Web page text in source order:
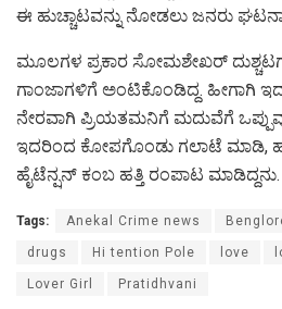
ಈ ಹುಚ್ಚಾಟವನ್ನು ನೋಡಲು ಜನರು
ಮೂಲಗಳ ಪ್ರಕಾರ ಸೋಮಶೇಖರ್‌
ಗಾಂಜಾಗಳಿಗೆ ಅಂಟಿಕೊಂಡಿದ್ದ. ಹೀಗಾಗಿ
ನೇರವಾಗಿ ಪ್ರಿಯತಮನಿಗೆ ಮದುವೆಗೆ
ಇದರಿಂದ ಕೋಪಗೊಂಡು ಗಲಾಟೆ ಮಾಡಿ,
ಹೈಟೆನ್ಷನ್‌ ಕಂಬ ಹತ್ತಿ ರಂಪಾಟ ಮಾಡಿದ್ದನು.
Tags: Anekal Crime news
drugs Hi tention Pole love
Lover Girl Pratidhvani